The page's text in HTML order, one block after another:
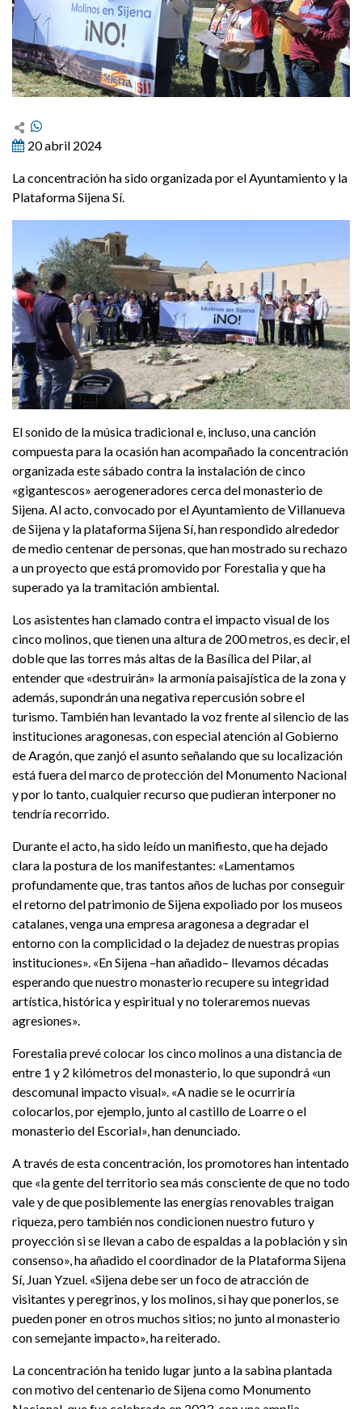
20 abril 2024
La concentración ha sido organizada por el Ayuntamiento y la
Plataforma Sijena Sí.
El sonido de la música tradicional e, incluso, una canción
compuesta para la ocasión han acompañado la concentración
organizada este sábado contra la instalación de cinco
«gigantescos» aerogeneradores cerca del monasterio de
Sijena. Al acto, convocado por el Ayuntamiento de Villanueva
de Sijena y la plataforma Sijena Sí, han respondido alrededor
de medio centenar de personas, que han mostrado su rechazo
a un proyecto que está promovido por Forestalia y que ha
superado ya la tramitación ambiental.
Los asistentes han clamado contra el impacto visual de los
cinco molinos, que tienen una altura de 200 metros, es decir, el
doble que las torres más altas de la Basílica del Pilar, al
entender que «destruirán» la armonía paisajística de la zona y
además, supondrán una negativa repercusión sobre el
turismo. También han levantado la voz frente al silencio de las
instituciones aragonesas, con especial atención al Gobierno
de Aragón, que zanjó el asunto señalando que su localización
está fuera del marco de protección del Monumento Nacional
y por lo tanto, cualquier recurso que pudieran interponer no
tendría recorrido.
Durante el acto, ha sido leído un manifiesto, que ha dejado
clara la postura de los manifestantes: «Lamentamos
profundamente que, tras tantos años de luchas por conseguir
el retorno del patrimonio de Sijena expoliado por los museos
catalanes, venga una empresa aragonesa a degradar el
entorno con la complicidad o la dejadez de nuestras propias
instituciones». «En Sijena –han añadido– llevamos décadas
esperando que nuestro monasterio recupere su integridad
artística, histórica y espiritual y no toleraremos nuevas
agresiones».
Forestalia prevé colocar los cinco molinos a una distancia de
entre 1 y 2 kilómetros del monasterio, lo que supondrá «un
descomunal impacto visual». «A nadie se le ocurriría
colocarlos, por ejemplo, junto al castillo de Loarre o el
monasterio del Escorial», han denunciado.
A través de esta concentración, los promotores han intentado
que «la gente del territorio sea más consciente de que no todo
vale y de que posiblemente las energías renovables traigan
riqueza, pero también nos condicionen nuestro futuro y
proyección si se llevan a cabo de espaldas a la población y sin
consenso», ha añadido el coordinador de la Plataforma Sijena
Sí, Juan Yzuel. «Sijena debe ser un foco de atracción de
visitantes y peregrinos, y los molinos, si hay que ponerlos, se
pueden poner en otros muchos sitios; no junto al monasterio
con semejante impacto», ha reiterado.
La concentración ha tenido lugar junto a la sabina plantada
con motivo del centenario de Sijena como Monumento